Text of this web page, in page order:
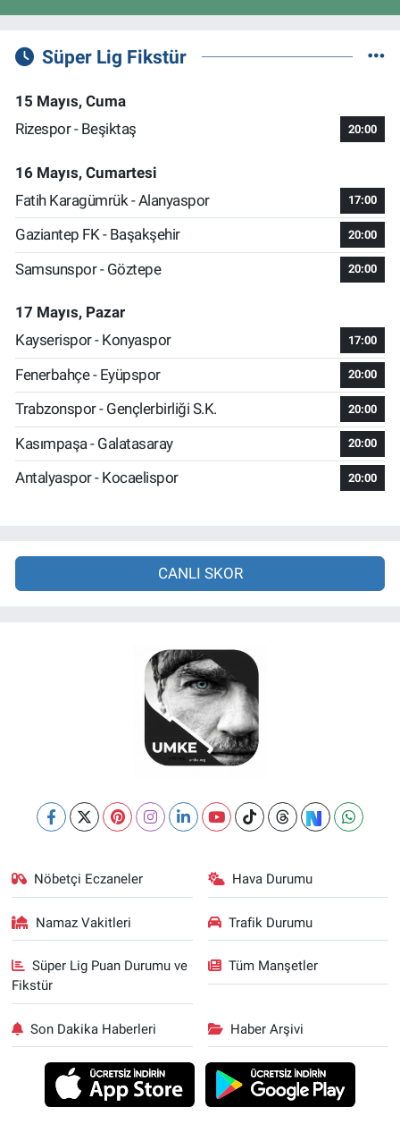
Süper Lig Fikstür
15 Mayıs, Cuma
Rizespor - Beşiktaş
20:00
16 Mayıs, Cumartesi
Fatih Karagümrük - Alanyaspor
17:00
Gaziantep FK - Başakşehir 20:00
Samsunspor - Göztepe 20:00
17 Mayıs, Pazar
Kayserispor - Konyaspor
17:00
Fenerbahçe - Eyüpspor 20:00
Trabzonspor - Gençlerbirliği S.K. 20:00
Kasımpaşa - Galatasaray 20:00
Antalyaspor - Kocaelispor 20:00
CANLI SKOR
Nöbetçi Eczaneler Hava Durumu
Namaz Vakitleri Trafik Durumu
Süper Lig Puan Durumu ve
Fikstür
Tüm Manşetler
Son Dakika Haberleri Haber Arşivi